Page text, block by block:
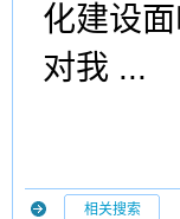
化建设
对我 ...
相关搜索